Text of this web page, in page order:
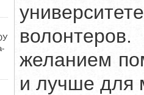
желанием
и лучше для